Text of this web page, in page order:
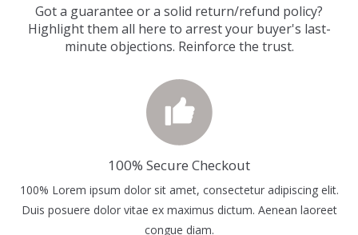
Got a guarantee or a solid return/refund policy?
Highlight them all here to arrest your buyer's last-
minute objections. Reinforce the trust.
100% Secure Checkout
100% Lorem ipsum dolor sit amet, consectetur adipiscing elit.
Duis posuere dolor vitae ex maximus dictum. Aenean laoreet
congue diam.